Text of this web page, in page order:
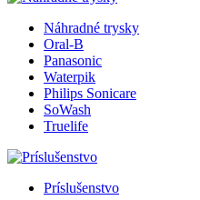
Náhradné trysky
Oral-B
Panasonic
Waterpik
Philips Sonicare
SoWash
Truelife
Príslušenstvo